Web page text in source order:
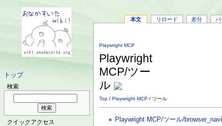
トップ
検索
クイックアクセス
本文 リロード 差分 バ
Playwright MCP
Playwright
MCP/ツー
ル
Top /Playwright MCP / ツール
Playwright MCP/ツール/